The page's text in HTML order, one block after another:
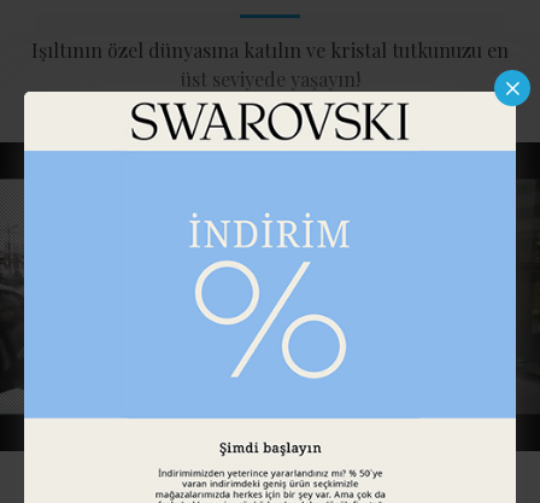
Işıltının özel dünyasına katılın ve kristal tutkunuzu en
üst seviyede yaşayın!